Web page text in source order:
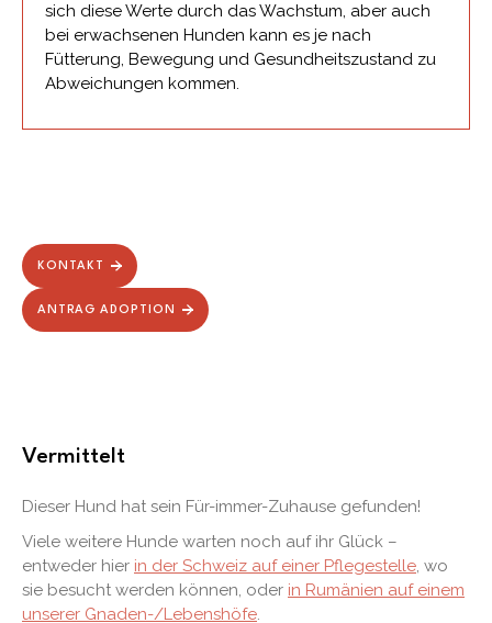
sich diese Werte durch das Wachstum, aber auch
bei erwachsenen Hunden kann es je nach
Fütterung, Bewegung und Gesundheitszustand zu
Abweichungen kommen.
KONTAKT
ANTRAG ADOPTION
Vermittelt
Dieser Hund hat sein Für-immer-Zuhause gefunden!
Viele weitere Hunde warten noch auf ihr Glück –
entweder hier in der Schweiz auf einer Pflegestelle, wo
sie besucht werden können, oder in Rumänien auf einem
unserer Gnaden-/Lebenshöfe.